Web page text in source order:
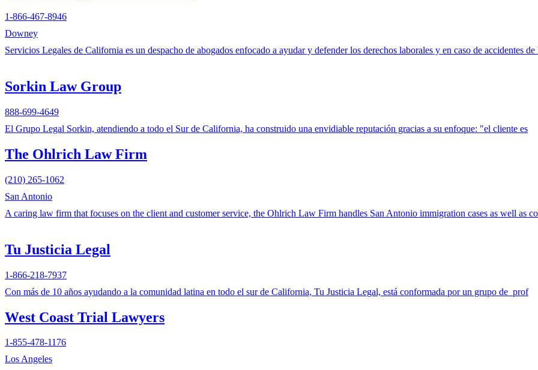
1-866-467-8946
Downey
Servicios Legales de California es un despacho de abogados enfocado a ayudar y defender los derechos laborales y en caso de accidentes de
Sorkin Law Group
888-699-4649
El Grupo Legal Sorkin, atendiendo a todo el Sur de California, ha construido una envidiable reputación gracias a su enfoque: "el cliente es
The Ohlrich Law Firm
(210) 265-1062
San Antonio
A caring law firm that focuses on the client and customer service, the Ohlrich Law Firm handles San Antonio immigration cases as well as
Tu Justicia Legal
1-866-218-7937
Con más de 10 años ayudando a la comunidad latina en todo el sur de California, Tu Justicia Legal, está conformada por un grupo de prof
West Coast Trial Lawyers
1-855-478-1176
Los Angeles